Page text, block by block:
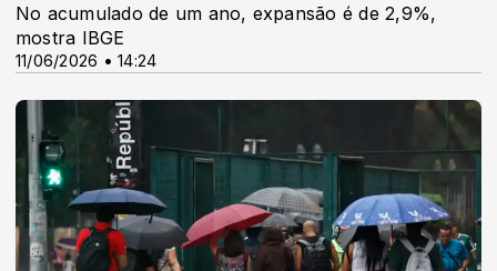
11/06/2026 • 14:24
No acumulado de um ano, expansão é de 2,9%,
mostra IBGE